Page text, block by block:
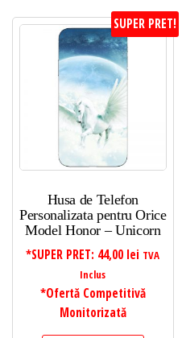
SUPER PRET!
Husa de Telefon
Personalizata pentru Orice
Model Honor – Unicorn
*SUPER PRET: 44,00 lei TVA
Inclus
*Ofertă Competitivă
Monitorizată